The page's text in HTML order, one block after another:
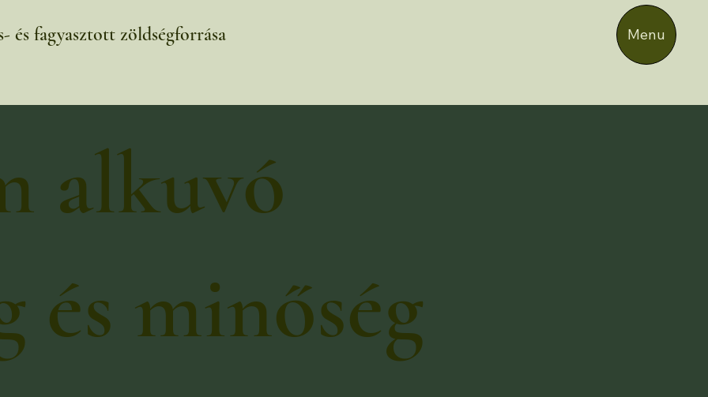
Menu
fagyasztott zöldségforrása
alkuvó
és minőség